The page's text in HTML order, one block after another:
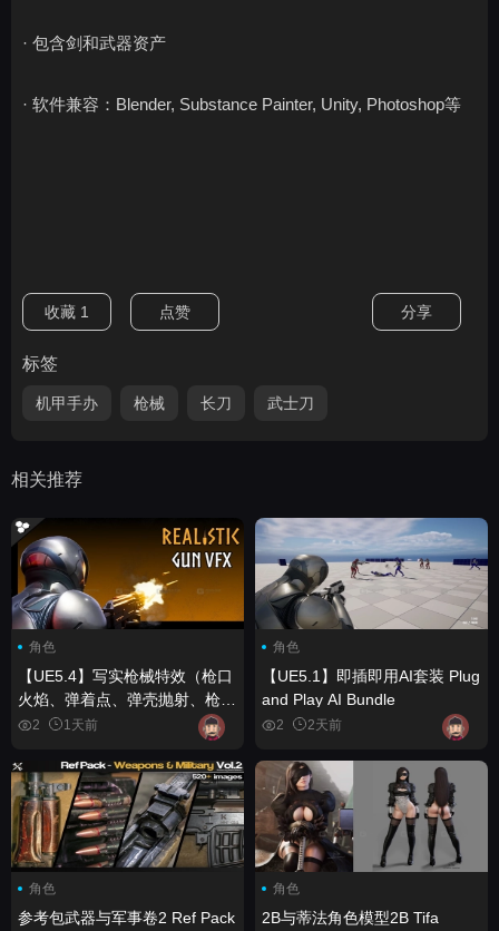
· 包含剑和武器资产
· 软件兼容：Blender, Substance Painter, Unity, Photoshop等
收藏 1 点赞 分享
标签
机甲手办 枪械 长刀 武士刀
相关推荐
角色
【UE5.4】写实枪械特效（枪口
火焰、弹着点、弹壳抛射、枪械
特效、VFX） Realistic Gun
Impact, Ejections, Gun VFX,
VFX)
2 1天前
角色
【UE5.1】即插即用AI套装 Plug
and Play AI Bundle
2 2天前
角色
参考包武器与军事卷2 Ref Pack
角色
2B与蒂法角色模型2B Tifa